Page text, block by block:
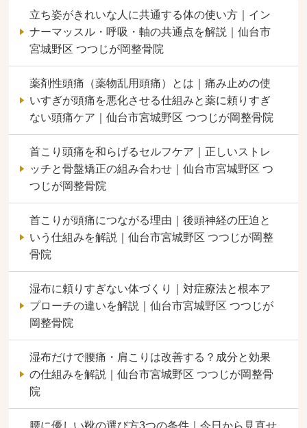
立ち姿がきれいな人に共通する体の使い方｜イン
ナーマッスル・呼吸・軸の共通点を解説｜仙台市
宮城野区 つつじが岡整骨院
薬剤性頭痛（薬物乱用頭痛）とは｜痛み止めの使
いすぎが頭痛を悪化させる仕組みと薬に頼りすぎ
ない頭痛ケア｜仙台市宮城野区 つつじが岡整骨院
首こり頭痛を和らげるセルフケア｜正しいストレ
ッチと骨盤矯正の組み合わせ｜仙台市宮城野区 つ
つじが岡整骨院
首こりが頭痛につながる理由｜後頭神経の圧迫と
いう仕組みを解説｜仙台市宮城野区 つつじが岡整
骨院
湿布に頼りすぎない体づくり｜対症療法と根本ア
プローチの違いを解説｜仙台市宮城野区 つつじが
岡整骨院
湿布だけで腰痛・肩こりは改善する？成分と効果
の仕組みを解説｜仙台市宮城野区 つつじが岡整骨
院
腰に優しい靴の選び方3つの条件｜今日から見直せ